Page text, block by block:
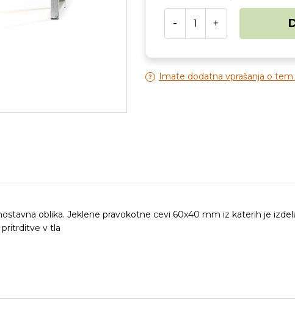
- +
Imate dodatna vprašanja o
oblika. Jeklene pravokotne cevi 60x40 mm iz katerih je
v tla